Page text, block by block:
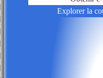
Explorer la